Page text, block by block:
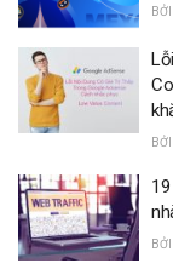
BỞI
BỞI
BỞI